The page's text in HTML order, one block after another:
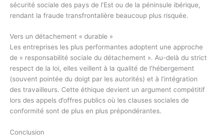
sécurité sociale des pays de l’Est ou de la péninsule ibérique,
rendant la fraude transfrontalière beaucoup plus risquée.
Vers un détachement « durable »
Les entreprises les plus performantes adoptent une approche
de « responsabilité sociale du détachement ». Au-delà du strict
respect de la loi, elles veillent à la qualité de l’hébergement
(souvent pointée du doigt par les autorités) et à l’intégration
des travailleurs. Cette éthique devient un argument compétitif
lors des appels d’offres publics où les clauses sociales de
conformité sont de plus en plus prépondérantes.
Conclusion